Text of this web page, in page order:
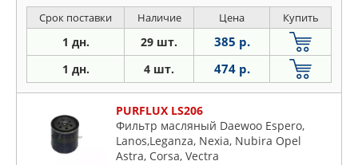
Срок поставки Наличие Цена Купить
1 дн. 29 шт. 385 р.
1 дн. 4 шт. 474 р.
PURFLUX LS206
Фильтр масляный Daewoo Espero,
Lanos,Leganza, Nexia, Nubira Opel
Astra, Corsa, Vectra